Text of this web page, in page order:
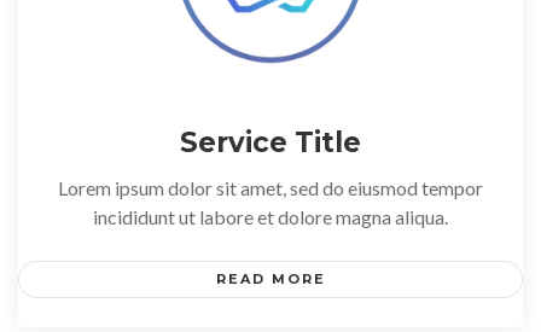
Service Title
Lorem ipsum dolor sit amet, sed do eiusmod tempor
incididunt ut labore et dolore magna aliqua.
READ MORE